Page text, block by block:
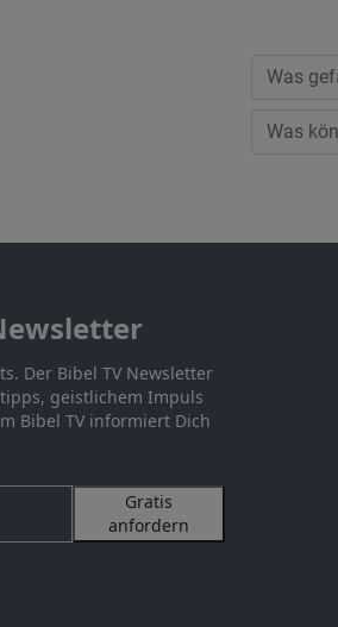
Der Bibel TV Newsletter
geistlichem Impuls
Bibel TV informiert Dich
Gratis
anfordern